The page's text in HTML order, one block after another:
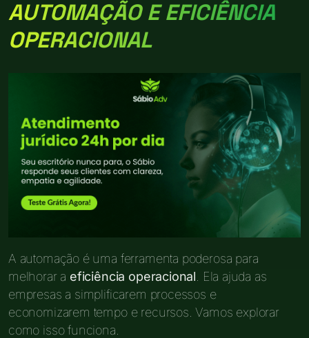
AUTOMAÇÃO E EFICIÊNCIA
OPERACIONAL
A automação é uma ferramenta poderosa para
melhorar a eficiência operacional . Ela ajuda as
empresas a simplificarem processos e
economizarem tempo e recursos. Vamos explorar
como isso funciona.